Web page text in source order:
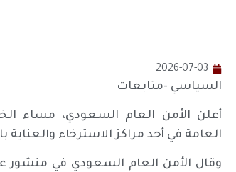
2026-07-03
السياسي -متابعات
العامة في أحد مراكز الاسترخاء
وقال الأمن العام السعودي في منشور